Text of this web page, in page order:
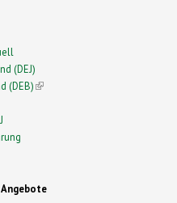
(DEJ)
(DEB)(link is external)